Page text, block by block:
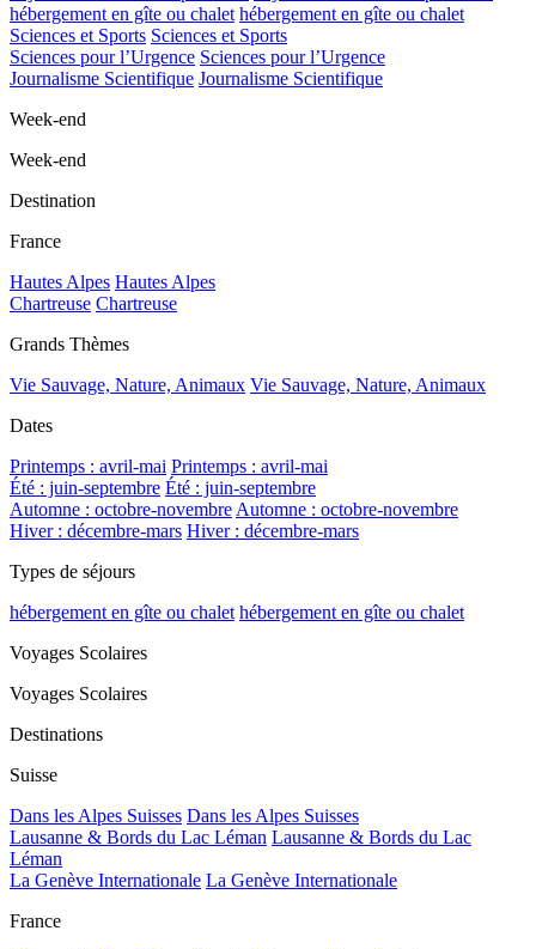
hébergement en gîte ou chalet hébergement en gîte ou chalet
Sciences et Sports Sciences et Sports
Sciences pour l’Urgence Sciences pour l’Urgence
Journalisme Scientifique Journalisme Scientifique
Week-end
Week-end
Destination
France
Hautes Alpes Hautes Alpes
Chartreuse Chartreuse
Grands Thèmes
Vie Sauvage, Nature, Animaux Vie Sauvage, Nature, Animaux
Dates
Printemps : avril-mai Printemps : avril-mai
Été : juin-septembre Été : juin-septembre
Automne : octobre-novembre Automne : octobre-novembre
Hiver : décembre-mars Hiver : décembre-mars
Types de séjours
hébergement en gîte ou chalet hébergement en gîte ou chalet
Voyages Scolaires
Voyages Scolaires
Destinations
Suisse
Dans les Alpes Suisses Dans les Alpes Suisses
Lausanne & Bords du Lac Léman Lausanne & Bords du Lac
Léman
La Genève Internationale La Genève Internationale
France